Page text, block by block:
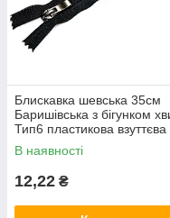
Блискавка шевська 35см
Баришівська з бігунком
Тип6 пластикова взуттєва
В наявності
12,22 ₴